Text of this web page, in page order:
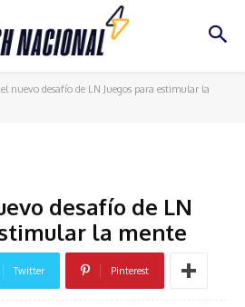
el nuevo desafío de LN Juegos para estimular la
desafío de LN
la mente
Twitter Pinterest